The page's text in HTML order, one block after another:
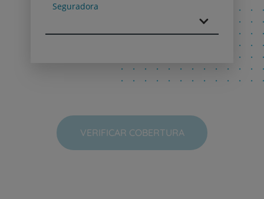
Seguradora
VERIFICAR COBERTURA